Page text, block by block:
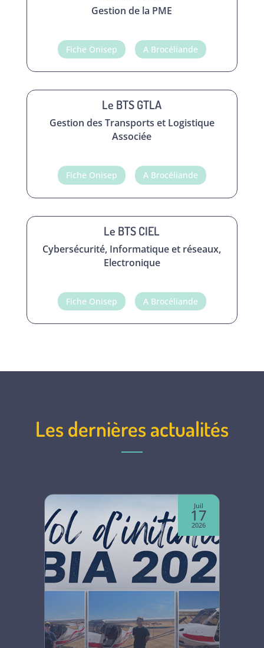
Gestion de la PME
Fiche Onisep A Brocéliande
Le BTS GTLA
Gestion des Transports et Logistique
Associée
Fiche Onisep A Brocéliande
Le BTS CIEL
Cybersécurité, Informatique et réseaux,
Electronique
Fiche Onisep A Brocéliande
Les dernières actualités
Juil
17
2026